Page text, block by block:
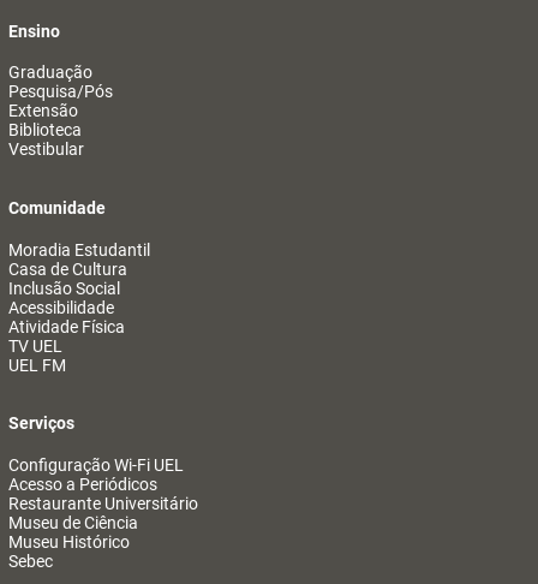
Ensino
Graduação
Pesquisa/Pós
Extensão
Biblioteca
Vestibular
Comunidade
Moradia Estudantil
Casa de Cultura
Inclusão Social
Acessibilidade
Atividade Física
TV UEL
UEL FM
Serviços
Configuração Wi-Fi UEL
Acesso a Periódicos
Restaurante Universitário
Museu de Ciência
Museu Histórico
Sebec